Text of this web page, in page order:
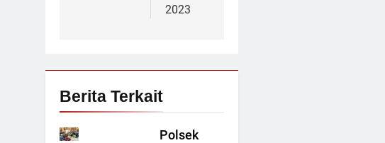
2023
Berita Terkait
Polsek